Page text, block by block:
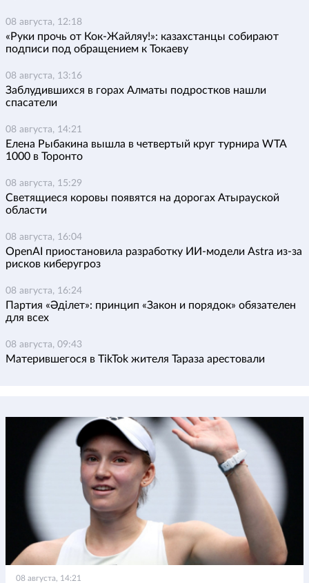
08 августа, 12:18
«Руки прочь от Кок-Жайляу!»: казахстанцы собирают
подписи под обращением к Токаеву
08 августа, 13:16
Заблудившихся в горах Алматы подростков нашли
спасатели
08 августа, 14:21
Елена Рыбакина вышла в четвертый круг турнира WTA
1000 в Торонто
08 августа, 15:29
Светящиеся коровы появятся на дорогах Атырауской
области
08 августа, 16:04
OpenAI приостановила разработку ИИ-модели Astra из-за
рисков киберугроз
08 августа, 16:24
Партия «Әділет»: принцип «Закон и порядок» обязателен
для всех
08 августа, 09:43
Матерившегося в TikTok жителя Тараза арестовали
08 августа, 14:21